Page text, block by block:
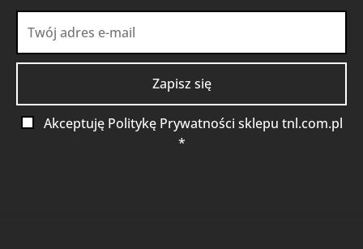
Akceptuję Politykę Prywatności sklepu tnl.com.pl
*